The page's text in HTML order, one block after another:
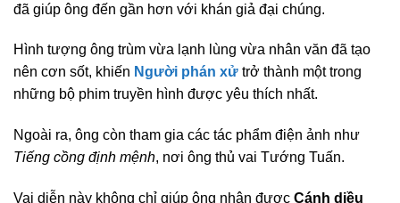
đã giúp ông đến gần hơn với khán giả đại chúng.
Hình tượng ông trùm vừa lạnh lùng vừa nhân văn đã tạo
nên cơn sốt, khiến Người phán xử trở thành một trong
những bộ phim truyền hình được yêu thích nhất.
Ngoài ra, ông còn tham gia các tác phẩm điện ảnh như
Tiếng cồng định mệnh, nơi ông thủ vai Tướng Tuấn.
Vai diễn này không chỉ giúp ông nhận được Cánh diều